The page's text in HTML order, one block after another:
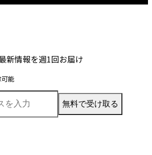
新情報を週1回お届け
能
無料で受け取る